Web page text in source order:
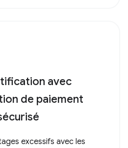
avec
de paiement
excessifs avec les